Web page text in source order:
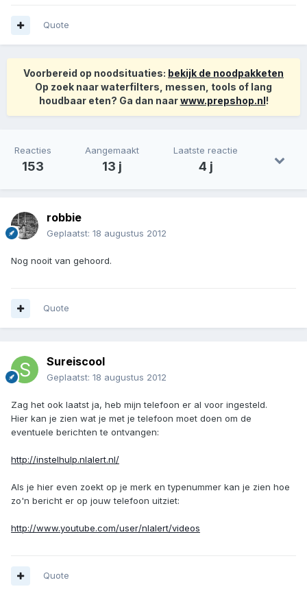
Quote
Voorbereid op noodsituaties: bekijk de noodpakketen
Op zoek naar waterfilters, messen, tools of lang
houdbaar eten? Ga dan naarwww.prepshop.nl!
Reacties
153
Aangemaakt
13 j
Laatste reactie
4 j
robbie
Geplaatst: 18 augustus 2012
Nog nooit van gehoord.
Quote
Sureiscool
Geplaatst: 18 augustus 2012
Zag het ook laatst ja, heb mijn telefoon er al voor ingesteld.
Hier kan je zien wat je met je telefoon moet doen om de
eventuele berichten te ontvangen:
http://instelhulp.nlalert.nl/
Als je hier even zoekt op je merk en typenummer kan je zien hoe
zo'n bericht er op jouw telefoon uitziet:
http://www.youtube.com/user/nlalert/videos
Quote